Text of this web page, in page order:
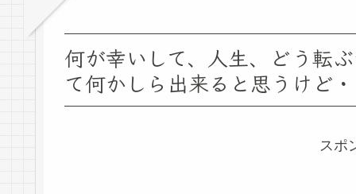
何が幸いして、人生、どう転
て何かしら出来ると思うけど
スポ